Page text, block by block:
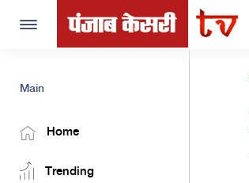
Toggle
Main
Home
Trending